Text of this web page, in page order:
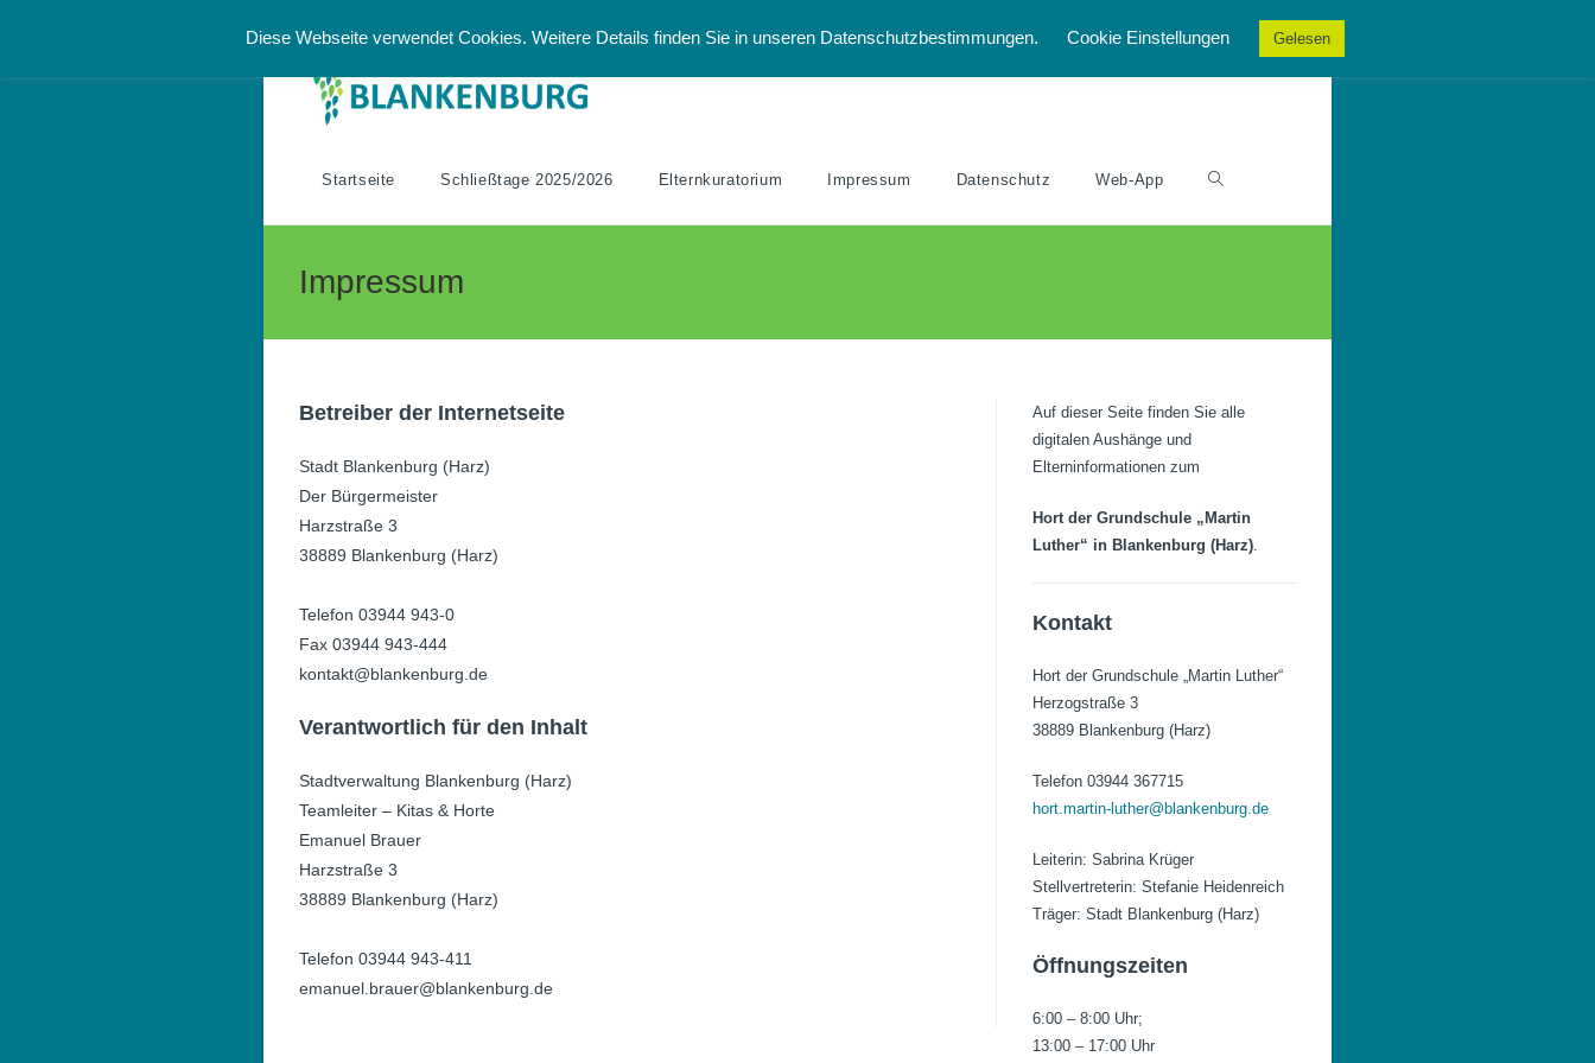
Startseite Schließtage 2025/2026 Elternkuratorium Impressum Datenschutz Web-App
Impressum
Betreiber der Internetseite
Stadt Blankenburg (Harz)
Der Bürgermeister
Harzstraße 3
38889 Blankenburg (Harz)
Telefon 03944 943-0
Fax 03944 943-444
kontakt@blankenburg.de
Verantwortlich für den Inhalt
Stadtverwaltung Blankenburg (Harz)
Teamleiter – Kitas & Horte
Emanuel Brauer
Harzstraße 3
38889 Blankenburg (Harz)
Telefon 03944 943-411
emanuel.brauer@blankenburg.de
Auf dieser Seite finden Sie alle
digitalen Aushänge und
Elterninformationen zum
Hort der Grundschule „Martin
Luther“ in Blankenburg (Harz).
Kontakt
Hort der Grundschule „Martin Luther“
Herzogstraße 3
38889 Blankenburg (Harz)
Telefon 03944 367715
hort.martin-luther@blankenburg.de
Leiterin: Sabrina Krüger
Stellvertreterin: Stefanie Heidenreich
Träger: Stadt Blankenburg (Harz)
Öffnungszeiten
6:00 – 8:00 Uhr;
13:00 – 17:00 Uhr
Diese Webseite verwendet Cookies. Weitere Details finden Sie in unseren Datenschutzbestimmungen. Cookie Einstellungen Gelesen